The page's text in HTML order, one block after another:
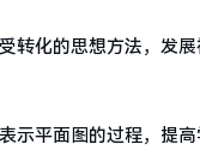
转化的思想方法，发
平面图的过程，提